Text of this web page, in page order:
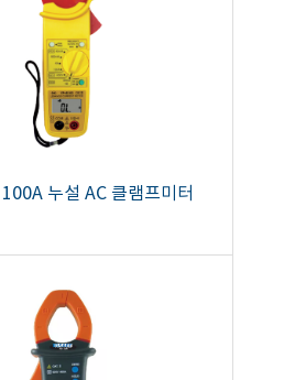
누설 AC 클램프미터